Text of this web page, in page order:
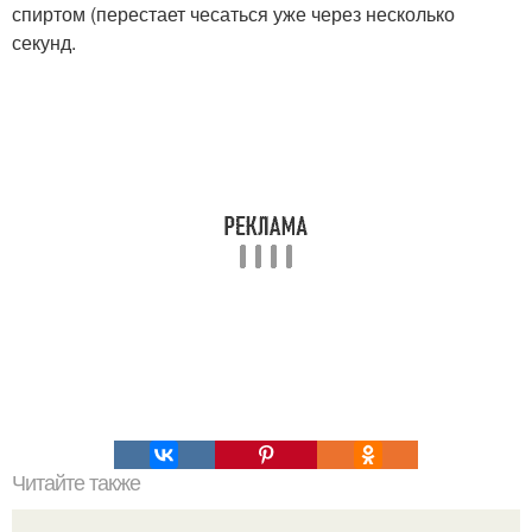
спиртом (перестает чесаться уже через несколько
секунд.
Читайте также